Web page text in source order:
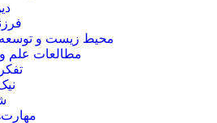
محیط زیست و توسعه‌ی
مطالعات علم